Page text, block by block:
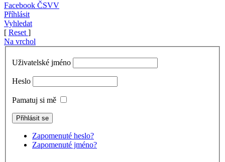
Facebook ČSVV
Příhlásit
Vyhledat
[ Reset ]
Na vrchol
Uživatelské jméno
Heslo
Pamatuj si mě
Zapomenuté heslo?
Zapomenuté jméno?